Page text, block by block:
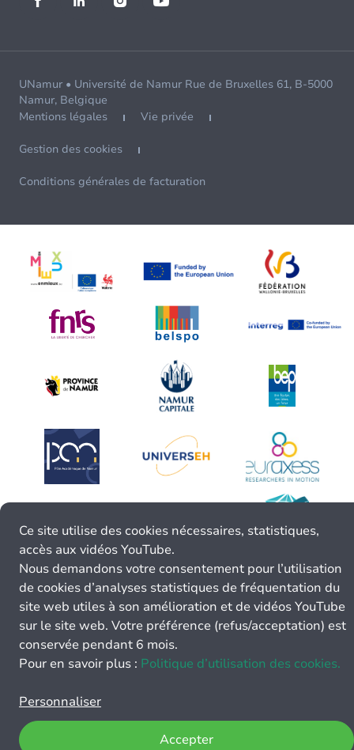
UNamur • Université de Namur Rue de Bruxelles 61, B-5000
Namur, Belgique
Mentions légales
Vie privée
Gestion des cookies
Conditions générales de facturation
Ce site utilise des cookies nécessaires, statistiques,
accès aux vidéos YouTube.
Nous demandons votre consentement pour l’utilisation
de cookies d’analyses statistiques de fréquentation du
site web utiles à son amélioration et de vidéos YouTube
sur le site web. Votre préférence (refus/acceptation) est
conservée pendant 6 mois.
Pour en savoir plus : Politique d’utilisation des cookies.
Personnaliser
Accepter